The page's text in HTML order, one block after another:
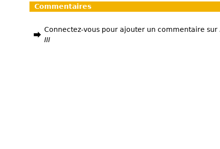
Commentaires
Connectez-vous pour ajouter un commentaire sur
III